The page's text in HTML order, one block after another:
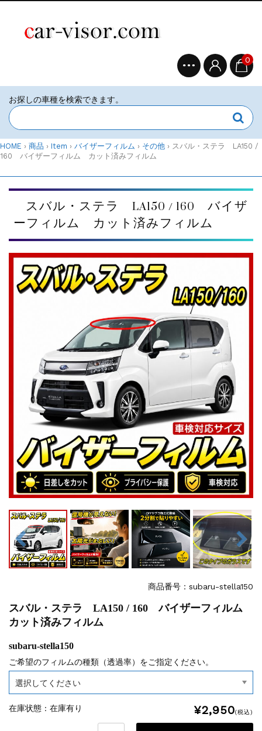
0
HOME › 商品 › Item › バイザーフィルム › その他 › スバル・ステラ LA150 /
160 バイザーフィルム カット済みフィルム
スバル・ステラ LA150 / 160 バイザ
ーフィルム カット済みフィルム
商品番号：subaru-stella150
スバル・ステラ LA150 / 160 バイザーフィルム
カット済みフィルム
subaru-stella150
ご希望のフィルムの種類（透過率）をご指定ください。
在庫状態 : 在庫有り ¥2,950(税込)